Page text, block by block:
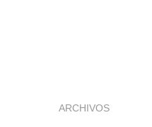
ARCHIVOS